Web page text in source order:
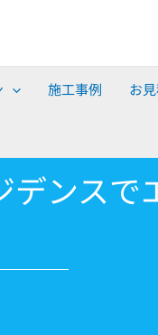
施工事例 お
デンス